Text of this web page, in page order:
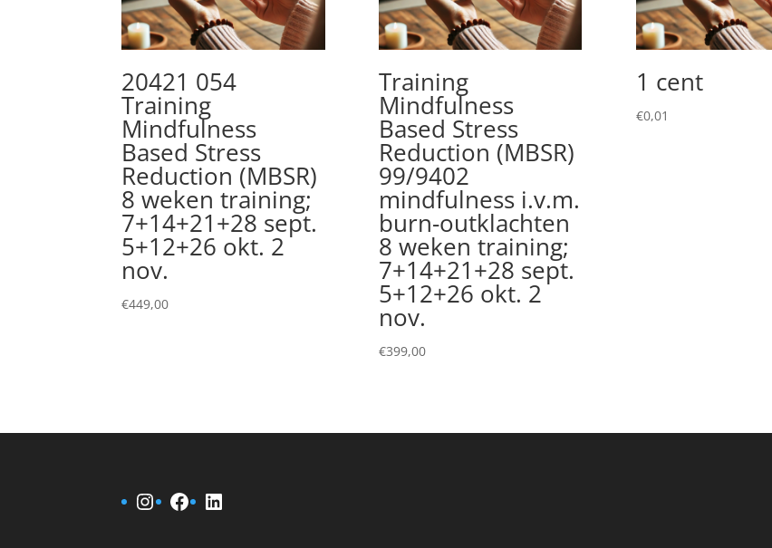
20421 054
Training
Mindfulness
Based Stress
Reduction (MBSR)
8 weken training;
7+14+21+28 sept.
5+12+26 okt. 2
nov.
€449,00
Training
Mindfulness
Based Stress
Reduction (MBSR)
99/9402
mindfulness i.v.m.
burn-outklachten
8 weken training;
7+14+21+28 sept.
5+12+26 okt. 2
nov.
€399,00
1 cent
€0,01
Instagram
Facebook
LinkedIn